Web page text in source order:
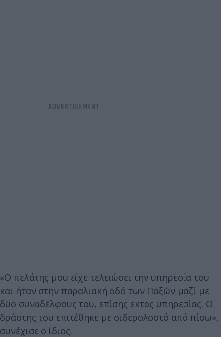
«Ο πελάτης μου είχε τελειώσει την υπηρεσία του
και ήταν στην παραλιακή οδό των Παξών μαζί με
δύο συναδέλφους του, επίσης εκτός υπηρεσίας. Ο
δράστης του επιτέθηκε με σιδερολοστό από πίσω»,
συνέχισε ο ίδιος.